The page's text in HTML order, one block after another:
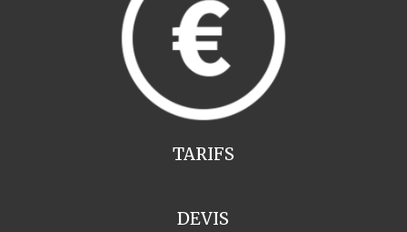
TARIFS
DEVIS